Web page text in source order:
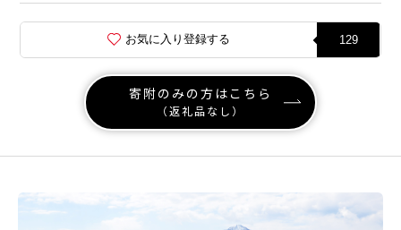
お気に入り登録する 129
寄附のみの方はこちら
（返礼品なし）